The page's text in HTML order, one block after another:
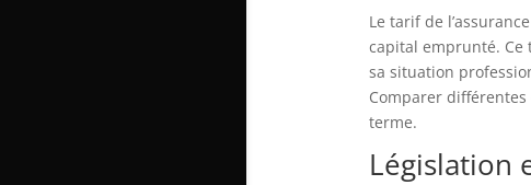
Le tarif de
capital emprunté. Ce
sa situation
Comparer
terme.
Législation